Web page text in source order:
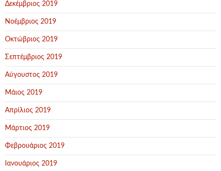
Δεκέμβριος 2019
Νοέμβριος 2019
Οκτώβριος 2019
Σεπτέμβριος 2019
Αύγουστος 2019
Μάιος 2019
Απρίλιος 2019
Μάρτιος 2019
Φεβρουάριος 2019
Ιανουάριος 2019